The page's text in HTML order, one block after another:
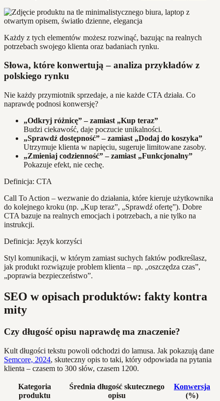
Każdy z tych elementów możesz rozwinąć, bazując na realnych
potrzebach swojego klienta oraz badaniach rynku.
Słowa, które konwertują – analiza przykładów z
polskiego rynku
Nie każdy przymiotnik sprzedaje, a nie każde CTA działa. Co
naprawdę podnosi konwersję?
„Odkryj różnicę” – zamiast „Kup teraz”
Budzi ciekawość, daje poczucie unikalności.
„Sprawdź dostępność” – zamiast „Dodaj do koszyka”
Utrzymuje klienta w napięciu, sugeruje limitowane zasoby.
„Zmieniaj codzienność” – zamiast „Funkcjonalny”
Pokazuje efekt, nie cechę.
Definicja: CTA
Call To Action – wezwanie do działania, które kieruje użytkownika
do kolejnego kroku (np. „Kup teraz”, „Sprawdź ofertę”). Dobre
CTA bazuje na realnych emocjach i potrzebach, a nie tylko na
instrukcji.
Definicja: Język korzyści
Styl komunikacji, w którym zamiast suchych faktów podkreślasz,
jak produkt rozwiązuje problem klienta – np. „oszczędza czas”,
„poprawia bezpieczeństwo”.
SEO w opisach produktów: fakty kontra
mity
Czy długość opisu naprawdę ma znaczenie?
Kult długości tekstu powoli odchodzi do lamusa. Jak pokazują dane
Semcore, 2024, skuteczny opis to taki, który odpowiada na pytania
klienta – czasem to 300 słów, czasem 1200.
Kategoria
produktu
Średnia długość skutecznego
opisu
Konwersja
(%)